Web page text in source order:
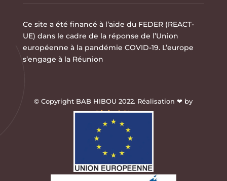
Ce site a été financé à l’aide du FEDER (REACT-
UE) dans le cadre de la réponse de l’Union
européenne à la pandémie COVID-19. L’europe
s’engage à la Réunion
© Copyright BAB HIBOU 2022. Réalisation ❤ by
Digital.OI.